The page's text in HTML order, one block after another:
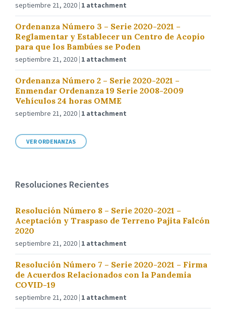
septiembre 21, 2020 1 attachment
Ordenanza Número 3 – Serie 2020-2021 –
Reglamentar y Establecer un Centro de Acopio
para que los Bambúes se Poden
septiembre 21, 2020 1 attachment
Ordenanza Número 2 – Serie 2020-2021 –
Enmendar Ordenanza 19 Serie 2008-2009
Vehículos 24 horas OMME
septiembre 21, 2020 1 attachment
VER ORDENANZAS
Resoluciones Recientes
Resolución Número 8 – Serie 2020-2021 –
Aceptación y Traspaso de Terreno Pajita Falcón
2020
septiembre 21, 2020 1 attachment
Resolución Número 7 – Serie 2020-2021 – Firma
de Acuerdos Relacionados con la Pandemia
COVID-19
septiembre 21, 2020 1 attachment